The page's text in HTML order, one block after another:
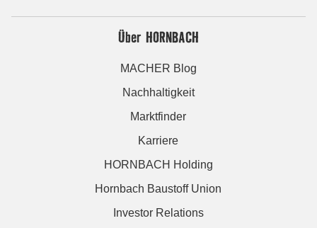
Über HORNBACH
MACHER Blog
Nachhaltigkeit
Marktfinder
Karriere
HORNBACH Holding
Hornbach Baustoff Union
Investor Relations